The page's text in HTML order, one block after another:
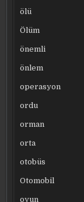
ölü
Ölüm
önemli
önlem
operasyon
ordu
orman
orta
otobüs
Otomobil
oyun